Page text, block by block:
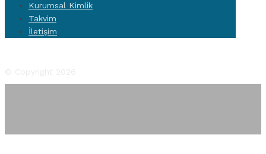
Kurumsal Kimlik
Takvim
İletişim